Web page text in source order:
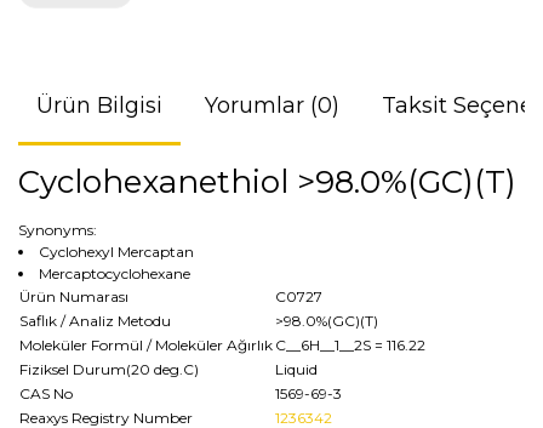
Ürün Bilgisi Yorumlar (0) Taksit
Cyclohexanethiol >98.0%(GC)(T)
Synonyms:
Cyclohexyl Mercaptan
Mercaptocyclohexane
Ürün Numarası
C0727
Saflık / Analiz Metodu
>98.0%(GC)(T)
Moleküler Formül / Moleküler Ağırlık C__6H__1__2S = 116.22
Fiziksel Durum(20 deg.C)
Liquid
CAS No
1569-69-3
Reaxys Registry Number
1236342